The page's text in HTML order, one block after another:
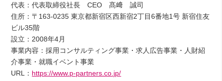
代表：代表取締役社長 CEO 髙﨑 誠司
住所：〒163-0235 東京都新宿区西新宿2丁目6番地1号 新宿住友
ビル35階
設立：2008年4月
事業内容：採用コンサルティング事業・求人広告事業・人財紹
介事業・就職イベント事業
URL： https://www.p-partners.co.jp/